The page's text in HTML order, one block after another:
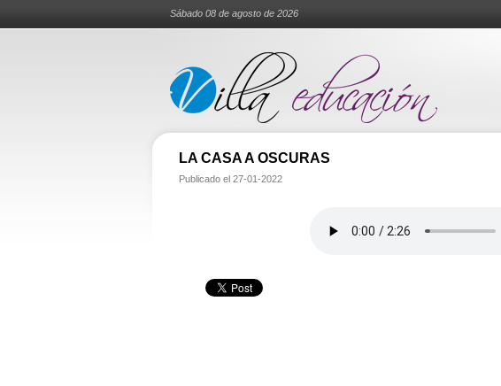
Sábado 08 de agosto de 2026
LA CASA A OSCURAS
Publicado el 27-01-2022